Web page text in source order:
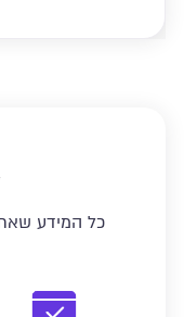
כל המידע